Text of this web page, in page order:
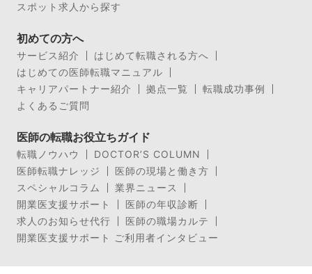
スポット求人から探す
初めての方へ
サービス紹介
はじめて転職される方へ
はじめての医師転職マニュアル
キャリアパートナー紹介
拠点一覧
転職成功事例
よくあるご質問
医師の転職お役立ちガイド
転職ノウハウ
DOCTOR’S COLUMN
医師転職ナレッジ
医師の現場と働き方
スペシャルコラム
業界ニュース
開業医支援サポート
医師の年収診断
求人のお知らせ代行
医師の職場カルテ
開業医支援サポート ご利用者インタビュー